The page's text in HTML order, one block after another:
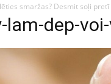
smaržas? Desmit soļi
lam-dep-